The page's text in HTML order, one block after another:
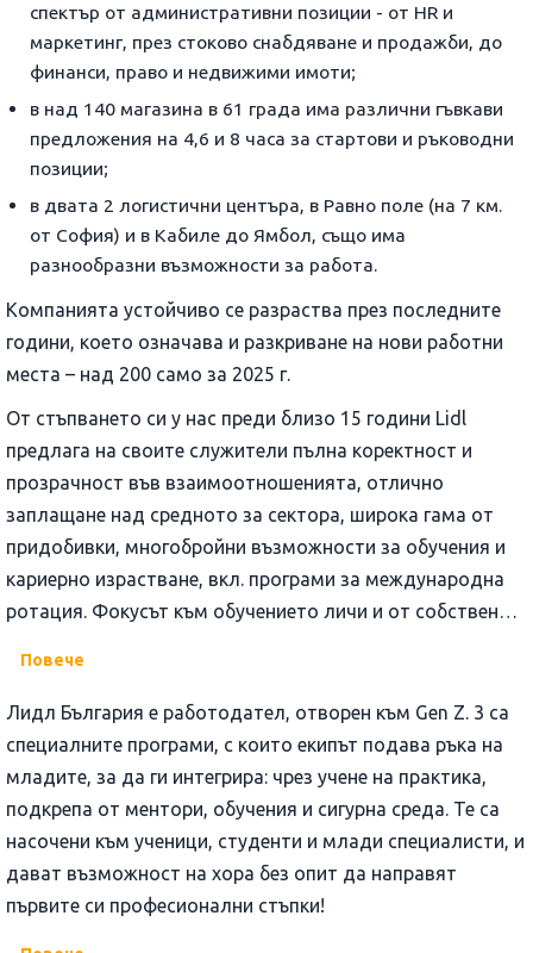
спектър от административни позиции - от HR и
маркетинг, през стоково снабдяване и продажби, до
финанси, право и недвижими имоти;
в над 140 магазина в 61 града има различни гъвкави
предложения на 4,6 и 8 часа за стартови и ръководни
позиции;
в двата 2 логистични центъра, в Равно поле (на 7 км.
от София) и в Кабиле до Ямбол, също има
разнообразни възможности за работа.
Компанията устойчиво се разраства през последните
години, което означава и разкриване на нови работни
места – над 200 само за 2025 г.
От стъпването си у нас преди близо 15 години Lidl
предлага на своите служители пълна коректност и
прозрачност във взаимоотношенията, отлично
заплащане над средното за сектора, широка гама от
придобивки, многобройни възможности за обучения и
кариерно израстване, вкл. програми за международна
ротация. Фокусът към обучението личи и от собствения
Повече
Лидл България е работодател, отворен към Gen Z. 3 са
специалните програми, с които екипът подава ръка на
младите, за да ги интегрира: чрез учене на практика,
подкрепа от ментори, обучения и сигурна среда. Те са
насочени към ученици, студенти и млади специалисти, и
дават възможност на хора без опит да направят
първите си професионални стъпки!